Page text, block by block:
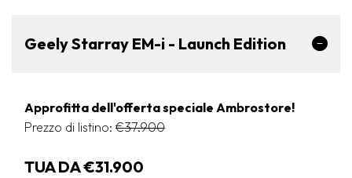
Geely Starray EM-i - Launch Edition
Approfitta dell'offerta speciale Ambrostore!
Prezzo di listino: €37.900
TUA DA €31.900